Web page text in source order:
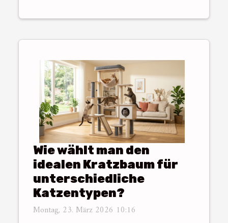
Wie wählt man den
idealen Kratzbaum für
unterschiedliche
Katzentypen?
Montag, 23. März 2026 10:16